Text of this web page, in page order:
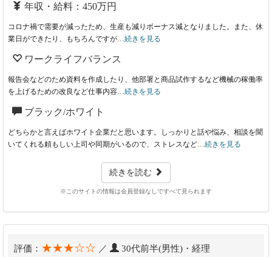
年収・給料：450万円
コロナ禍で需要が減ったため、生産も減りボーナス減となりました。また、休
業日ができたり、もちろんですが…続きを見る
ワークライフバランス
報告会などのため資料を作成したり、他部署と商品試作するなど機械の稼働率
を上げるための改良など仕事内容…続きを見る
ブラック/ホワイト
どちらかと言えばホワイト企業だと思います。しっかりと話や悩み、相談を聞
いてくれる頼もしい上司や同期がいるので、ストレスなど…続きを見る
続きを読む
※このサイトの情報は会員登録なしですべて見られます
評価： ★★★☆☆ ／ 30代前半(男性)・経理